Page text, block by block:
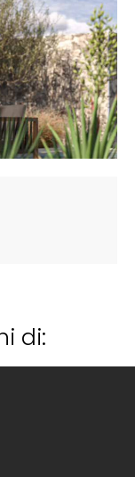
di: